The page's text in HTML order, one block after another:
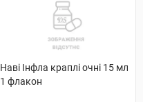
Наві Інфла краплі очні 15 мл
1 флакон